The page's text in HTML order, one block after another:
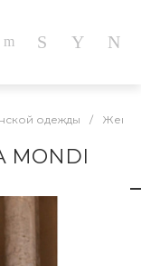
одежды /
MONDI